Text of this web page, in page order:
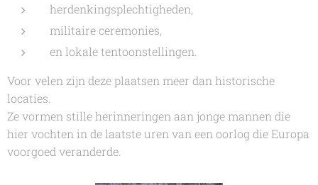
herdenkingsplechtigheden,
militaire ceremonies,
en lokale tentoonstellingen.
Voor velen zijn deze plaatsen meer dan historische
locaties.
Ze vormen stille herinneringen aan jonge mannen die
hier vochten in de laatste uren van een oorlog die Europa
voorgoed veranderde.